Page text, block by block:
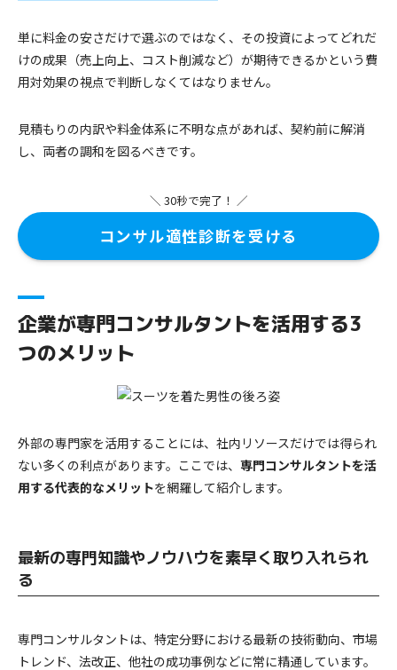
単に料金の安さだけで選ぶのではなく、その投資によってどれだ
けの成果（売上向上、コスト削減など）が期待できるかという費
用対効果の視点で判断しなくてはなりません。
見積もりの内訳や料金体系に不明な点があれば、契約前に解消
し、両者の調和を図るべきです。
＼ 30秒で完了！ ／
コンサル適性診断を受ける
企業が専門コンサルタントを活用する3
つのメリット
外部の専門家を活用することには、社内リソースだけでは得られ
ない多くの利点があります。ここでは、 専門コンサルタントを活
用する代表的なメリットを網羅して紹介します。
最新の専門知識やノウハウを素早く取り入れられ
る
専門コンサルタントは、特定分野における最新の技術動向、市場
トレンド、法改正、他社の成功事例などに常に精通しています。